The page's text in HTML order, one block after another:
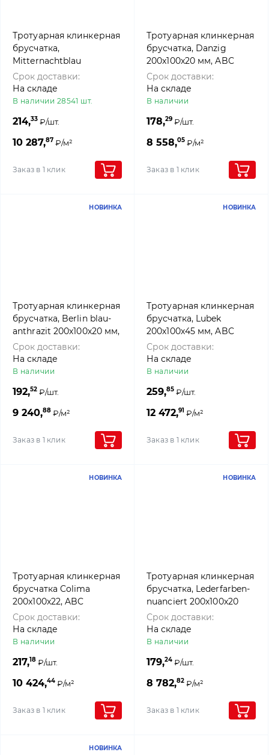
Тротуарная клинкерная
брусчатка,
Mitternachtblau
200x100x52 мм, ABC
Klinkergruppe Brick
Срок доставки:
На складе
В наличии 28541 шт.
214,33 ₽/шт.
10 287,87 ₽/м²
Заказ в 1 клик
Тротуарная клинкерная
брусчатка, Danzig
200x100x20 мм, ABC
Klinkergruppe Brick
Срок доставки:
На складе
В наличии
178,29 ₽/шт.
8 558,05 ₽/м²
Заказ в 1 клик
НОВИНКА
Тротуарная клинкерная
брусчатка, Berlin blau-
anthrazit 200х100х20 мм,
ABC Klinkergruppe Brick
Срок доставки:
На складе
В наличии
192,52 ₽/шт.
9 240,88 ₽/м²
Заказ в 1 клик
НОВИНКА
Тротуарная клинкерная
брусчатка, Lubek
200х100х45 мм, ABC
Klinkergruppe Brick
Срок доставки:
На складе
В наличии
259,85 ₽/шт.
12 472,91 ₽/м²
Заказ в 1 клик
НОВИНКА
Тротуарная клинкерная
брусчатка Colima
200x100x22, ABC
Klinkergruppe Brick
Срок доставки:
На складе
В наличии
217,18 ₽/шт.
10 424,44 ₽/м²
Заказ в 1 клик
НОВИНКА
Тротуарная клинкерная
брусчатка, Lederfarben-
nuanciert 200х100х20
мм, ABC Klinkergruppe
Brick
Срок доставки:
На складе
В наличии
179,24 ₽/шт.
8 782,82 ₽/м²
Заказ в 1 клик
НОВИНКА